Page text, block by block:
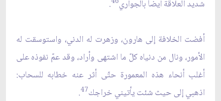
شديد العلاقة أيضاً بالجواري .
أفضت الخلافة إلى هارون، وزهرت له الدني، واستوسقت له
الأمور، ونال من دنياه كلّ ما اشتهى وأراد، وقد عمّ نفوذه على
أغلب أنحاء هذه المعمورة حتّى أثر عنه خطابه للسحاب:
اذهبي إلى حيث شئت يأتيني خراجك47
.